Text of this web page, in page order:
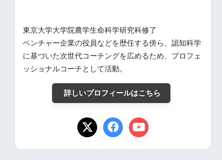
東京大学大学院農学生命科学研究科修了
ベンチャー企業の役員などを歴任する傍ら、認知科学
に基づいた次世代コーチングを広めるため、プロフェ
ッショナルコーチとして活動。
詳しいプロフィールはこちら